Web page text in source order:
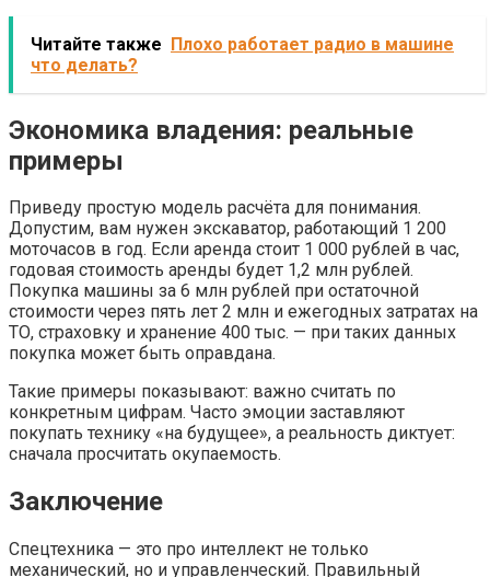
Читайте также Плохо работает радио в машине
что делать?
Экономика владения: реальные
примеры
Приведу простую модель расчёта для понимания.
Допустим, вам нужен экскаватор, работающий 1 200
моточасов в год. Если аренда стоит 1 000 рублей в час,
годовая стоимость аренды будет 1,2 млн рублей.
Покупка машины за 6 млн рублей при остаточной
стоимости через пять лет 2 млн и ежегодных затратах на
ТО, страховку и хранение 400 тыс. — при таких данных
покупка может быть оправдана.
Такие примеры показывают: важно считать по
конкретным цифрам. Часто эмоции заставляют
покупать технику «на будущее», а реальность диктует:
сначала просчитать окупаемость.
Заключение
Спецтехника — это про интеллект не только
механический, но и управленческий. Правильный